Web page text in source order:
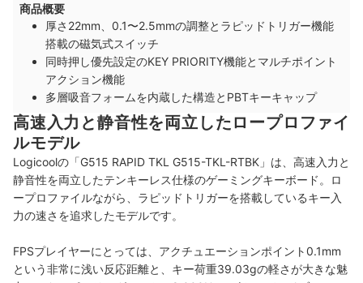
商品概要
厚さ22mm、0.1〜2.5mmの調整とラピッドトリガー機能
搭載の磁気式スイッチ
同時押し優先設定のKEY PRIORITY機能とマルチポイント
アクション機能
多層吸音フォームを内蔵した構造とPBTキーキャップ
高速入力と静音性を両立したロープロファイ
ルモデル
Logicoolの「G515 RAPID TKL G515-TKL-RTBK」は、高速入力と
静音性を両立したテンキーレス仕様のゲーミングキーボード。ロ
ープロファイルながら、ラピッドトリガーを搭載しているキー入
力の速さを追求したモデルです。
FPSプレイヤーにとっては、アクチュエーションポイント0.1mm
という非常に浅い反応距離と、キー荷重39.03gの軽さが大きな魅